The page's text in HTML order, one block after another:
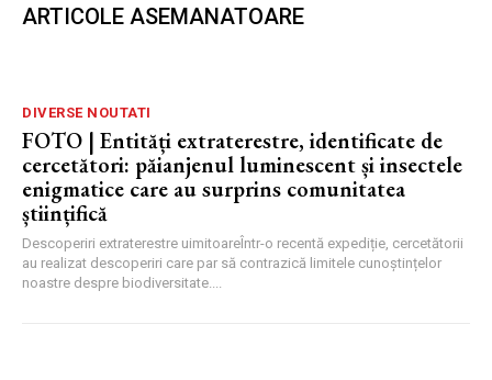
ARTICOLE ASEMANATOARE
DIVERSE NOUTATI
FOTO | Entități extraterestre, identificate de
cercetători: păianjenul luminescent și insectele
enigmatice care au surprins comunitatea
științifică
Descoperiri extraterestre uimitoareÎntr-o recentă expediție, cercetătorii
au realizat descoperiri care par să contrazică limitele cunoștințelor
noastre despre biodiversitate....